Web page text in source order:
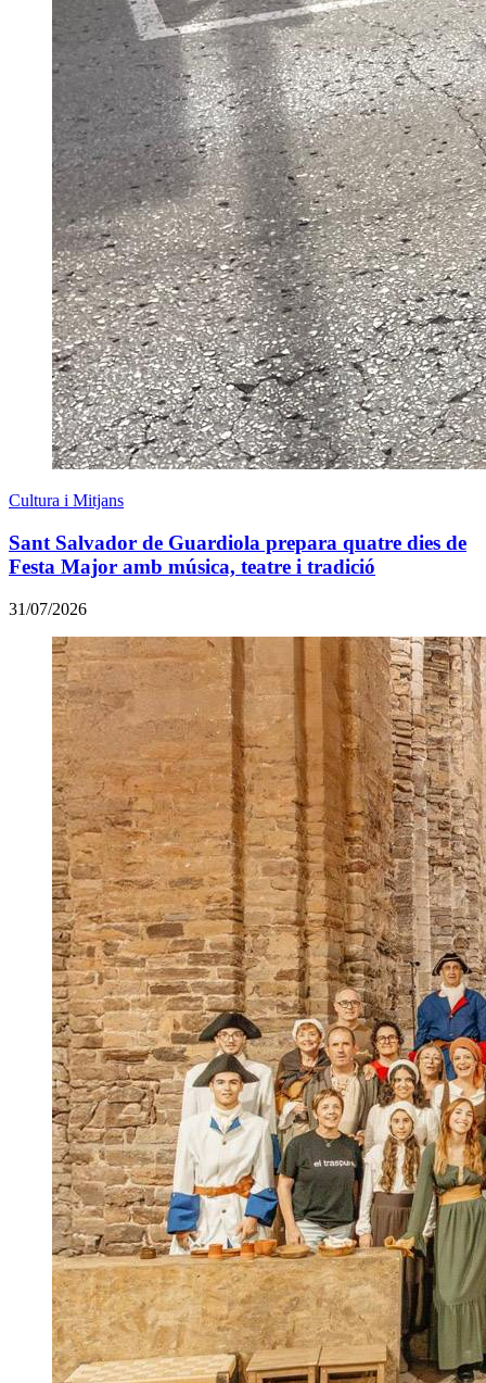
Cultura i Mitjans
Sant Salvador de Guardiola prepara quatre dies de
Festa Major amb música, teatre i tradició
31/07/2026